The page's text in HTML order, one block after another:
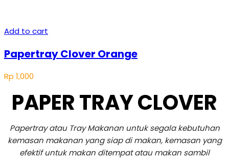
Add to cart
Papertray Clover Orange
Rp 1,000
PAPER TRAY CLOVER
Papertray atau Tray Makanan untuk segala kebutuhan
kemasan makanan yang siap di makan, kemasan yang
efektif untuk makan ditempat atau makan sambil